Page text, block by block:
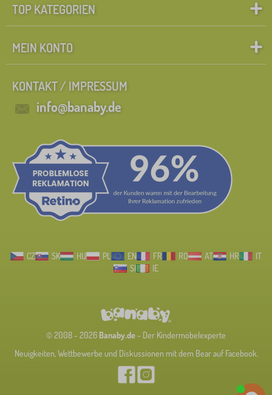
TOP KATEGORIEN
MEIN KONTO
KONTAKT / IMPRESSUM
info@banaby.de
CZ SK HU PL EN FR RO AT HR
IT
SI
IE
© 2008 - 2026 Banaby.de- Der Kindermöbelexperte
Neuigkeiten, Wettbewerbe und Diskussionen mit dem Bear auf Facebook.